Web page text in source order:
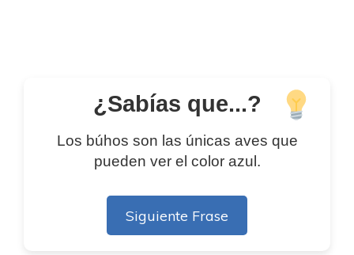
¿Sabías que...?
Los búhos son las únicas aves que
pueden ver el color azul.
Siguiente Frase